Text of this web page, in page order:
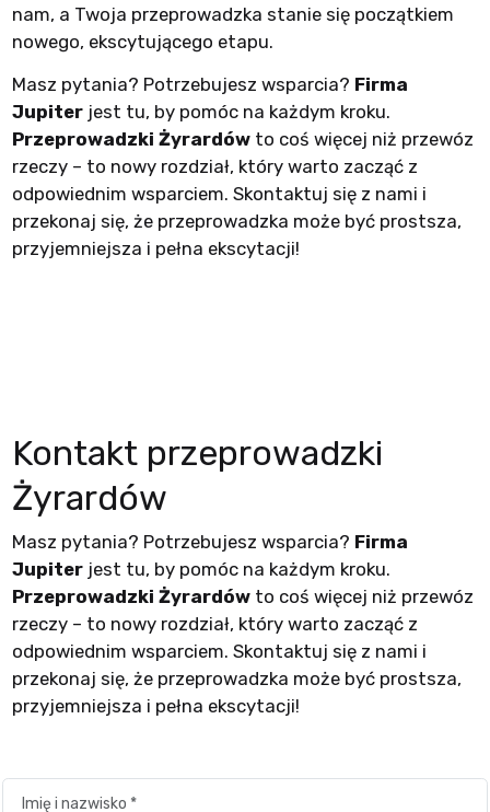
nam, a Twoja przeprowadzka stanie się początkiem
nowego, ekscytującego etapu.
Masz pytania? Potrzebujesz wsparcia? Firma
Jupiterjest tu, by pomóc na każdym kroku.
Przeprowadzki Żyrardówto coś więcej niż przewóz
rzeczy – to nowy rozdział, który warto zacząć z
odpowiednim wsparciem. Skontaktuj się z nami i
przekonaj się, że przeprowadzka może być prostsza,
przyjemniejsza i pełna ekscytacji!
Kontakt przeprowadzki
Żyrardów
Masz pytania? Potrzebujesz wsparcia? Firma
Jupiterjest tu, by pomóc na każdym kroku.
Przeprowadzki Żyrardówto coś więcej niż przewóz
rzeczy – to nowy rozdział, który warto zacząć z
odpowiednim wsparciem. Skontaktuj się z nami i
przekonaj się, że przeprowadzka może być prostsza,
przyjemniejsza i pełna ekscytacji!